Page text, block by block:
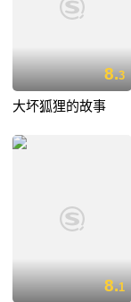
8.3
大坏狐狸的故事
8.1